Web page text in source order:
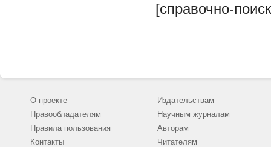
[справочно-
О проекте
Правообладателям
Правила пользования
Контакты
Издательствам
Научным журналам
Авторам
Читателям